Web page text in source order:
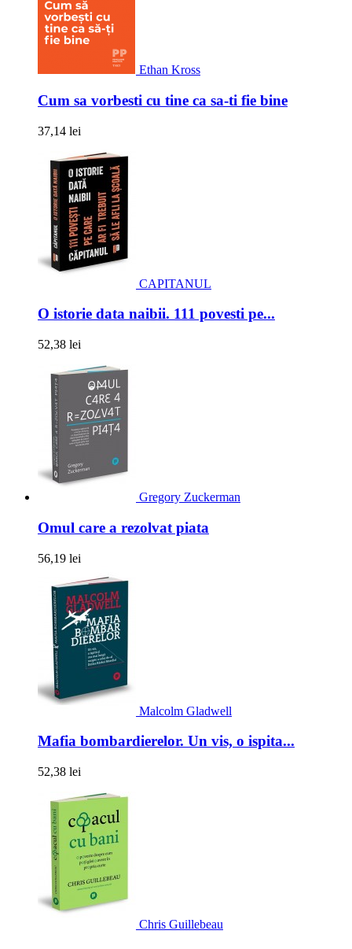
Ethan Kross
Cum sa vorbesti cu tine ca sa-ti fie bine
37,14 lei
CAPITANUL
O istorie data naibii. 111 povesti pe...
52,38 lei
Gregory Zuckerman
Omul care a rezolvat piata
56,19 lei
Malcolm Gladwell
Mafia bombardierelor. Un vis, o ispita...
52,38 lei
Chris Guillebeau